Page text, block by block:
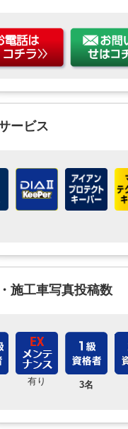
ービス
施工車写真投稿数
有り 3名